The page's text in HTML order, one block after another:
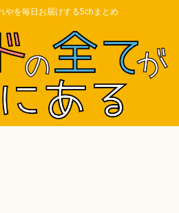
やを毎日お届けする5chまとめ